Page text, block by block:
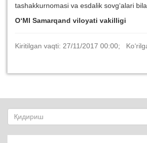
tashakkurnomasi va esdalik sovg‘alari
O‘MI Samarqand viloyati vakilligi
Kiritilgan vaqti: 27/11/2017 00:00;